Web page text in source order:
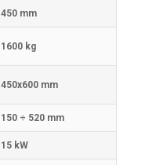
450 mm
1600 kg
450x600 mm
150 ÷ 520 mm
15 kW